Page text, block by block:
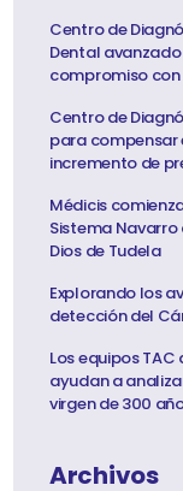
Centro de
Dental
compromiso
Centro de
para compensar
incremento de
Médicis
Sistema Navarro
Dios de Tudela
Explorando los
detección del
Los equipos
ayudan a
virgen de 300
Archivos